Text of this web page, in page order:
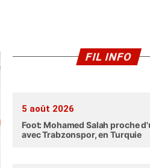
FIL INFO
5 août 2026
Foot: Mohamed Salah proche
avec Trabzonspor, en Turquie